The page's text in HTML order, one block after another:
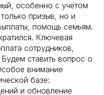
особенно с учётом
призыв, но и
помощь семьям.
Ключевая
сотрудников,
ставить вопрос о
внимание
базе:
и обновление